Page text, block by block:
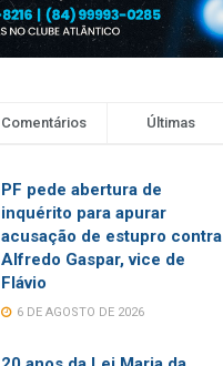
Comentários Últimas
PF pede abertura de
inquérito para apurar
acusação de estupro contra
Alfredo Gaspar, vice de
Flávio
6 DE AGOSTO DE 2026